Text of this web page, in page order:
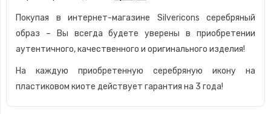
Покупая в интернет-магазине Silvericons серебряный
образ – Вы всегда будете уверены в приобретении
аутентичного, качественного и оригинального изделия!
На каждую приобретенную серебряную икону на
пластиковом киоте действует гарантия на 3 года!